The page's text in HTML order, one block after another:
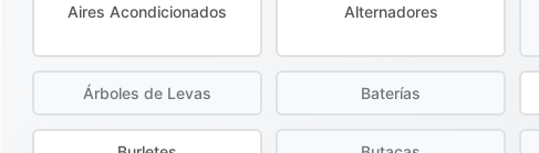
Aires Acondicionados Alternadores
Árboles de Levas Baterías